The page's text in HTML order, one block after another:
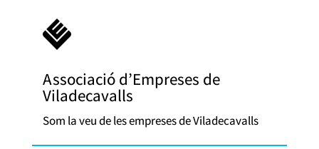
Associació d’Empreses de
Viladecavalls
Som la veu de les empreses de Viladecavalls